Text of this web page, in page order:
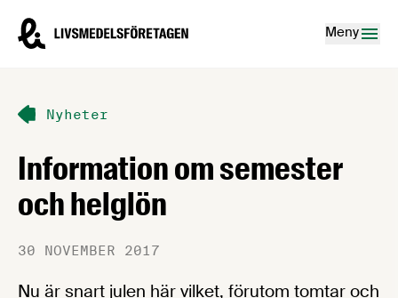
Livsmedelsföretagen – till startsidan
Meny
Nyheter
Information om semester
och helglön
30 NOVEMBER 2017
Nu är snart julen här vilket, förutom tomtar och